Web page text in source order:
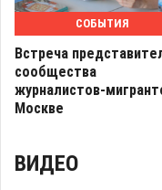
СОБЫТИЯ
Встреча
сообщества
журналистов-
Москве
ВИДЕО